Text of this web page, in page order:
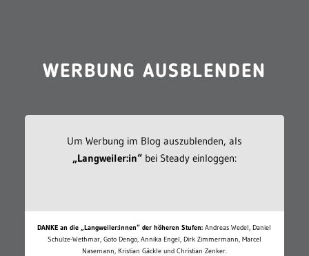
WERBUNG AUSBLENDEN
Um Werbung im Blog auszublenden, als
„Langweiler:in“bei Steady einloggen:
DANKE an die „Langweiler:innen“ der höheren Stufen: Andreas Wedel, Daniel
Schulze-Wethmar, Goto Dengo, Annika Engel, Dirk Zimmermann, Marcel
Nasemann, Kristian Gäckle und Christian Zenker.